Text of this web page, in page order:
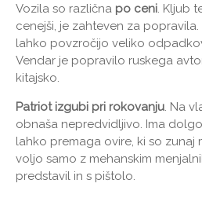
Vozila so različna po ceni. Kljub
cenejši, je zahteven za
lahko povzročijo veliko
Vendar je popravilo ruskega
kitajsko.
Patriot izgubi pri rokovanju. Na
obnaša nepredvidljivo. Ima
lahko premaga ovire, ki so zunaj
voljo samo z mehanskim
predstavil in s pištolo.